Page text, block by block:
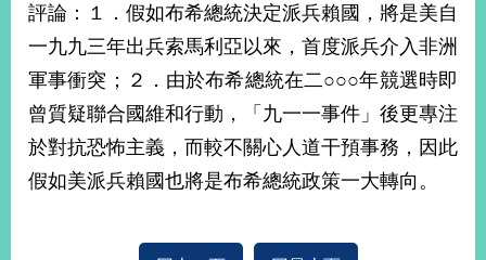
民
服
務
本
部
關
評論：１．假如布希總統決定派兵賴國，將是美自
一九九三年出兵索馬利亞以來，首度派兵介入非洲
軍事衝突；２．由於布希總統在二○○○年競選時即
曾質疑聯合國維和行動，「九一一事件」後更專注
於對抗恐怖主義，而較不關心人道干預事務，因此
假如美派兵賴國也將是布希總統政策一大轉向。